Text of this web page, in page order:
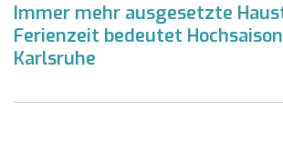
Immer mehr ausgesetzte
Ferienzeit bedeutet
Karlsruhe